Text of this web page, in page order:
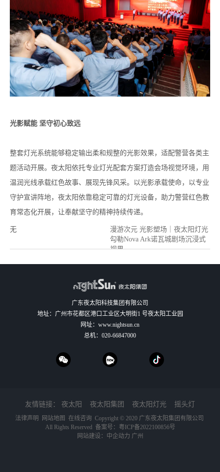
光影赋能 坚守初心致远
整套灯光系统能够稳定输出柔和规整的光影效果，适配警营各类主
题活动开展。夜太阳依托专业灯光配套方案打造会场视觉环境，用
温润光线承载红色故事、展现先锋风采。以光影承载使命，以专业
守护宣讲阵地，夜太阳依靠稳定可靠的灯光设备，助力警营红色教
育常态化开展，让奉献坚守的精神持续传递。
无
漫游次元 光影塑场｜夜太阳灯光
勾勒Nova Ark诺瓦城剧场沉浸式
视界
广东夜太阳科技集团有限公司
地址：广州市花都区港口工业区大明街1 号夜太阳工业园
网址： www.nightsun.cn
总机： 020-66847000
友情链接： 夜太阳 夜太阳集团 夜太阳灯光 摇头灯
法律声明 网站地图 在线咨询 Copyright © 2020 广东夜太阳集团有限公司
All Rights Reserved 备案号：
粤ICP备2022100856号
网站建设：
中企动力 广州